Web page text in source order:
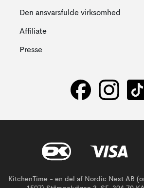
Den ansvarsfulde virksomhed
Affiliate
Presse
KitchenTime - en del af Nordic Nest AB